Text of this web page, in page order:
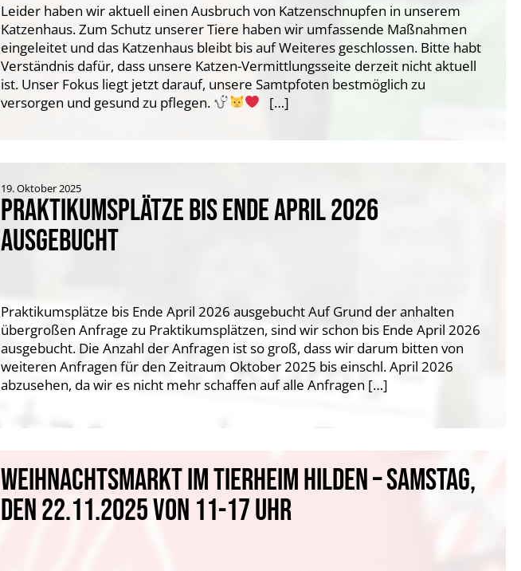
Leider haben wir aktuell einen Ausbruch von Katzenschnupfen in unserem
Katzenhaus. Zum Schutz unserer Tiere haben wir umfassende Maßnahmen
eingeleitet und das Katzenhaus bleibt bis auf Weiteres geschlossen. Bitte habt
Verständnis dafür, dass unsere Katzen-Vermittlungsseite derzeit nicht aktuell
ist. Unser Fokus liegt jetzt darauf, unsere Samtpfoten bestmöglich zu
versorgen und gesund zu pflegen.
[…]
19. Oktober 2025
PRAKTIKUMSPLÄTZE BIS ENDE APRIL 2026
AUSGEBUCHT
Praktikumsplätze bis Ende April 2026 ausgebucht Auf Grund der anhalten
übergroßen Anfrage zu Praktikumsplätzen, sind wir schon bis Ende April 2026
ausgebucht. Die Anzahl der Anfragen ist so groß, dass wir darum bitten von
weiteren Anfragen für den Zeitraum Oktober 2025 bis einschl. April 2026
abzusehen, da wir es nicht mehr schaffen auf alle Anfragen […]
WEIHNACHTSMARKT IM TIERHEIM HILDEN – SAMSTAG,
DEN 22.11.2025 VON 11-17 UHR